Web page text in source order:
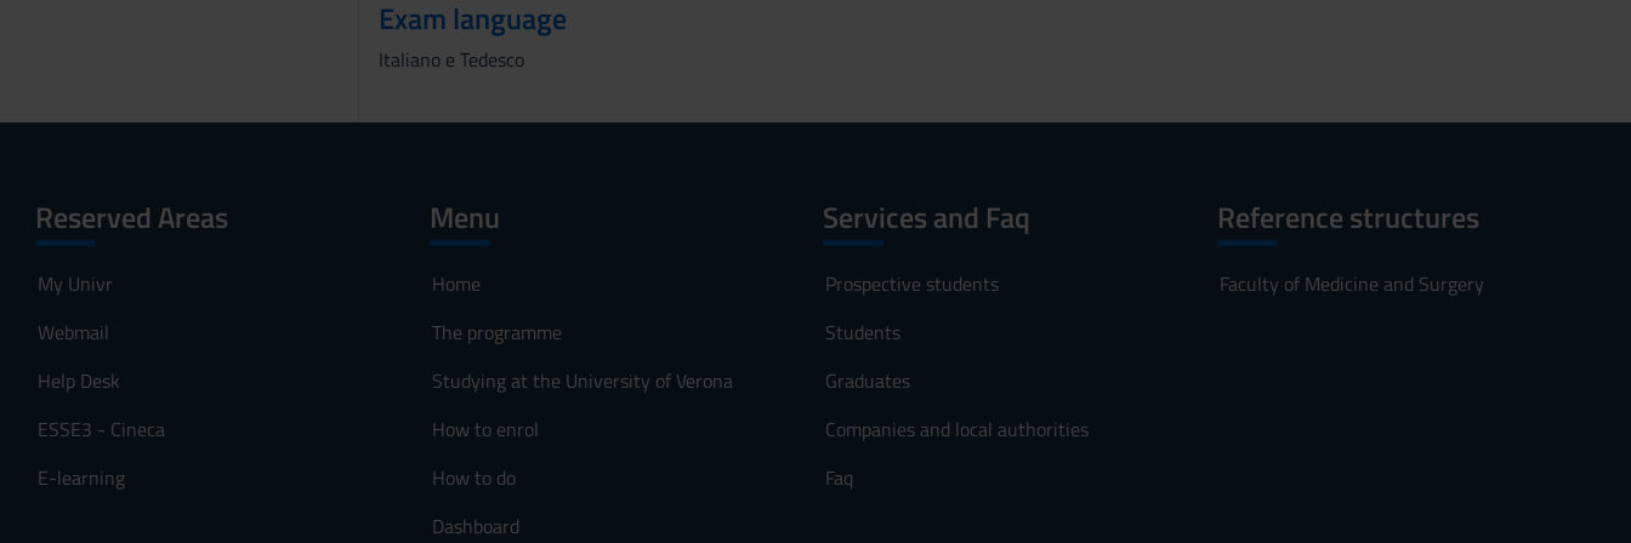
Exam language
Italiano e Tedesco
Reserved Areas
My Univr
Webmail
Help Desk
ESSE3 - Cineca
E-learning
Menu
Home
The programme
Studying at the University of Verona
How to enrol
How to do
Dashboard
Services and Faq
Prospective students
Students
Graduates
Companies and local authorities
Faq
Reference structures
Faculty of Medicine and Surgery